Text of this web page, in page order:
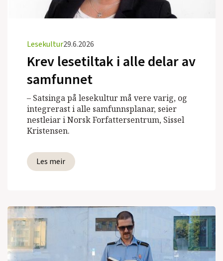
Lesekultur29.6.2026
Krev lesetiltak i alle delar av
samfunnet
– Satsinga på lesekultur må vere varig, og
integrerast i alle samfunnsplanar, seier
nestleiar i Norsk Forfattersentrum, Sissel
Kristensen.
Les meir